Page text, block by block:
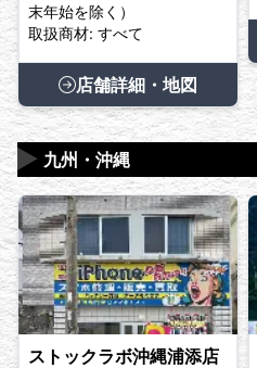
末年始を除く）
取扱商材: すべて
店舗詳細・地図
九州・沖縄
▶
ストックラボ沖縄浦添店